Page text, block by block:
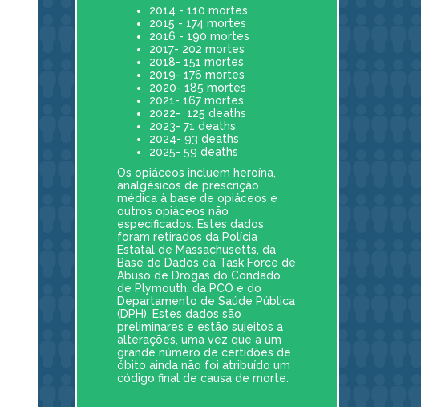
2014 - 110 mortes
2015 - 174 mortes
2016 - 190 mortes
2017- 202 mortes
2018- 151 mortes
2019- 176 mortes
2020- 185 mortes
2021- 167 mortes
2022- 125 deaths
2023- 71 deaths
2024- 93 deaths
2025- 59 deaths
Os opiáceos incluem heroína,
analgésicos de prescrição
médica à base de opiáceos e
outros opiáceos não
especificados. Estes dados
foram retirados da Polícia
Estatal de Massachusetts, da
Base de Dados da Task Force de
Abuso de Drogas do Condado
de Plymouth, da PCO e do
Departamento de Saúde Pública
(DPH). Estes dados são
preliminares e estão sujeitos a
alterações, uma vez que a um
grande número de certidões de
óbito ainda não foi atribuído um
código final de causa de morte.